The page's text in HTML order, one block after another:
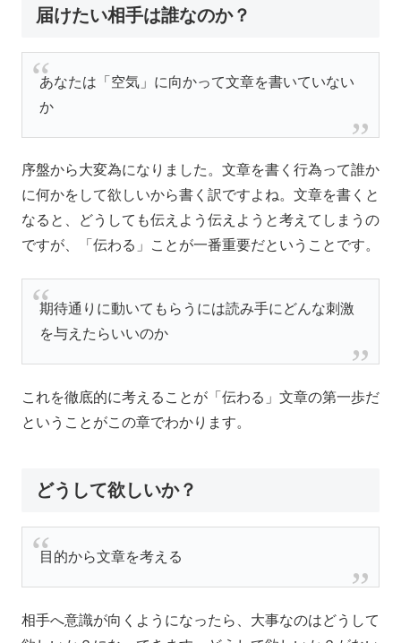
届けたい相手は誰なのか？
あなたは「空気」に向かって文章を書いていない
か
序盤から大変為になりました。文章を書く行為って誰か
に何かをして欲しいから書く訳ですよね。文章を書くと
なると、どうしても伝えよう伝えようと考えてしまうの
ですが、「伝わる」ことが一番重要だということです。
期待通りに動いてもらうには読み手にどんな刺激
を与えたらいいのか
これを徹底的に考えることが「伝わる」文章の第一歩だ
ということがこの章でわかります。
どうして欲しいか？
目的から文章を考える
相手へ意識が向くようになったら、大事なのはどうして